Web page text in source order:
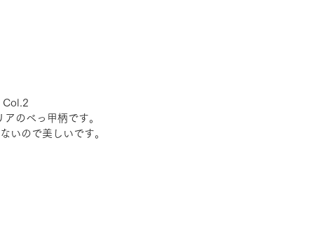
Col.2
のべっ甲柄です。
いので美しいです。